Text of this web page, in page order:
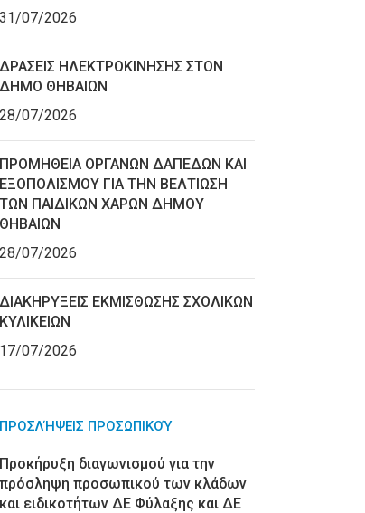
31/07/2026
ΔΡΑΣΕΙΣ ΗΛΕΚΤΡΟΚΙΝΗΣΗΣ ΣΤΟΝ
ΔΗΜΟ ΘΗΒΑΙΩΝ
28/07/2026
ΠΡΟΜΗΘΕΙΑ ΟΡΓΑΝΩΝ ΔΑΠΕΔΩΝ ΚΑΙ
ΕΞΟΠΟΛΙΣΜΟΥ ΓΙΑ ΤΗΝ ΒΕΛΤΙΩΣΗ
ΤΩΝ ΠΑΙΔΙΚΩΝ ΧΑΡΩΝ ΔΗΜΟΥ
ΘΗΒΑΙΩΝ
28/07/2026
ΔΙΑΚΗΡΥΞΕΙΣ ΕΚΜΙΣΘΩΣΗΣ ΣΧΟΛΙΚΩΝ
ΚΥΛΙΚΕΙΩΝ
17/07/2026
ΠΡΟΣΛΉΨΕΙΣ ΠΡΟΣΩΠΙΚΟΎ
Προκήρυξη διαγωνισμού για την
πρόσληψη προσωπικού των κλάδων
και ειδικοτήτων ΔΕ Φύλαξης και ΔΕ